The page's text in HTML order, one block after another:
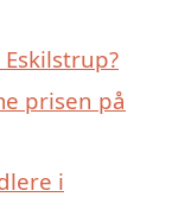
prisen på
i